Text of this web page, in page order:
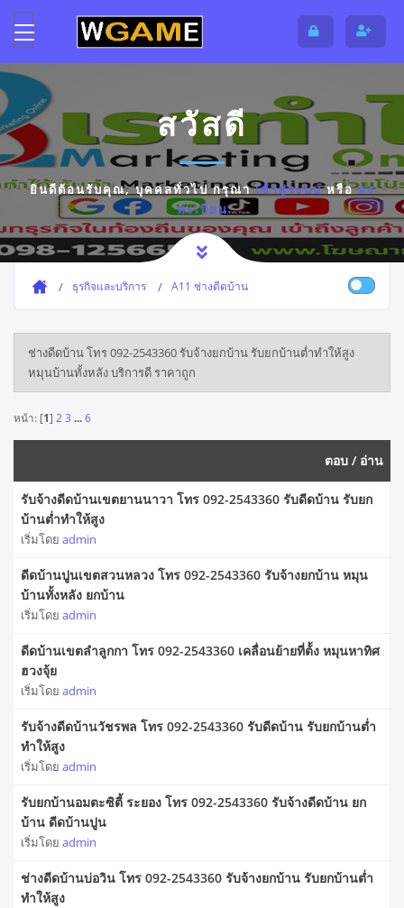
สวัสดี
ยินดีต้อนรับคุณ,บุคคลทั่วไปกรุณาเข้าสู่ระบบหรือลง
ทะเบียน
ธุรกิจและบริการ A11 ช่างดีดบ้าน
ช่างดีดบ้าน โทร 092-2543360 รับจ้างยกบ้าน รับยกบ้านต่ำทำให้สูง
หมุนบ้านทั้งหลัง บริการดี ราคาถูก
หน้า: [1] 2 3 ...6
ตอบ / อ่าน
รับจ้างดีดบ้านเขตยานนาวา โทร 092-2543360 รับดีดบ้าน รับยก
บ้านต่ำทำให้สูง
เริ่มโดย admin
ดีดบ้านปูนเขตสวนหลวง โทร 092-2543360 รับจ้างยกบ้าน หมุน
บ้านทั้งหลัง ยกบ้าน
เริ่มโดย admin
ดีดบ้านเขตลำลูกกา โทร 092-2543360 เคลื่อนย้ายที่ต้้ง หมุนหาทิศ
ฮวงจุ้ย
เริ่มโดย admin
รับจ้างดีดบ้านวัชรพล โทร 092-2543360 รับดีดบ้าน รับยกบ้านต่ำ
ทำให้สูง
เริ่มโดย admin
รับยกบ้านอมตะซิตี้ ระยอง โทร 092-2543360 รับจ้างดีดบ้าน ยก
บ้าน ดีดบ้านปูน
เริ่มโดย admin
ช่างดีดบ้านบ่อวิน โทร 092-2543360 รับจ้างยกบ้าน รับยกบ้านต่ำ
ทำให้สูง